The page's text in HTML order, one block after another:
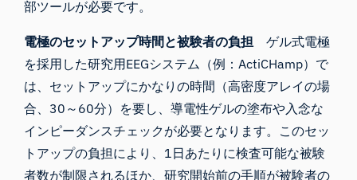
部ツールが必要です。
電極のセットアップ時間と被験者の負担 ゲル式電極
を採用した研究用EEGシステム（例：ActiCHamp）で
は、セットアップにかなりの時間（高密度アレイの場
合、30～60分）を要し、導電性ゲルの塗布や入念な
インピーダンスチェックが必要となります。このセッ
トアップの負担により、1日あたりに検査可能な被験
者数が制限されるほか、研究開始前の手順が被験者の